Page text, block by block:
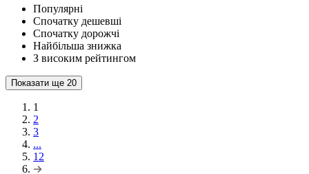
Популярні
Спочатку дешевші
Спочатку дорожчі
Найбільша знижка
З високим рейтингом
Показати ще 20
1
2
3
...
12